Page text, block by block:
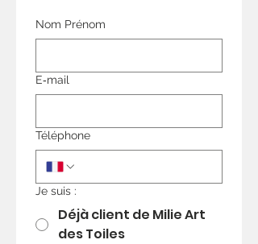
Nom Prénom
E‑mail
Téléphone
Je suis :
Déjà client de Milie Art
des Toiles